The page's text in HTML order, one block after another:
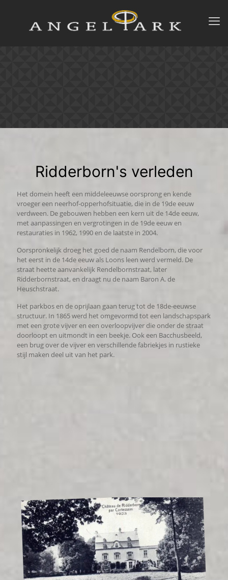
Ridderborn's verleden
Het domein heeft een middeleeuwse oorsprong en kende
vroeger een neerhof-opperhofsituatie, die in de 19de eeuw
verdween. De gebouwen hebben een kern uit de 14de eeuw,
met aanpassingen en vergrotingen in de 19de eeuw en
restauraties in 1962, 1990 en de laatste in 2004.
Oorspronkelijk droeg het goed de naam Rendelborn, die voor
het eerst in de 14de eeuw als Loons leen werd vermeld. De
straat heette aanvankelijk Rendelbornstraat, later
Ridderbornstraat, en draagt nu de naam Baron A. de
Heuschstraat.
Het parkbos en de oprijlaan gaan terug tot de 18de-eeuwse
structuur. In 1865 werd het omgevormd tot een landschapspark
met een grote vijver en een overloopvijver die onder de straat
doorloopt en uitmondt in een beekje. Ook een Bacchusbeeld,
een brug over de vijver en verschillende fabriekjes in rustieke
stijl maken deel uit van het park.